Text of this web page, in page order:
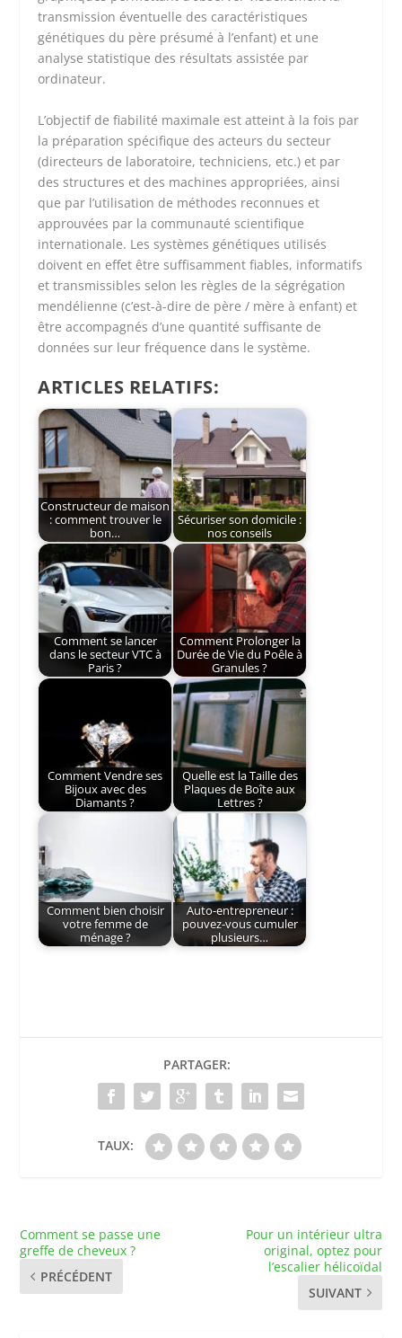
transmission éventuelle des caractéristiques
génétiques du père présumé à l’enfant) et une
analyse statistique des résultats assistée par
ordinateur.
L’objectif de fiabilité maximale est atteint à la fois par
la préparation spécifique des acteurs du secteur
(directeurs de laboratoire, techniciens, etc.) et par
des structures et des machines appropriées, ainsi
que par l’utilisation de méthodes reconnues et
approuvées par la communauté scientifique
internationale. Les systèmes génétiques utilisés
doivent en effet être suffisamment fiables, informatifs
et transmissibles selon les règles de la ségrégation
mendélienne (c’est-à-dire de père / mère à enfant) et
être accompagnés d’une quantité suffisante de
données sur leur fréquence dans le système.
ARTICLES RELATIFS:
Constructeur de maison
: comment trouver le
bon…
Sécuriser son domicile :
nos conseils
Comment se lancer
dans le secteur VTC à
Paris ?
Comment Prolonger la
Durée de Vie du Poêle à
Granules ?
Comment Vendre ses
Bijoux avec des
Diamants ?
Quelle est la Taille des
Plaques de Boîte aux
Lettres ?
Comment bien choisir
votre femme de
ménage ?
Auto-entrepreneur :
pouvez-vous cumuler
plusieurs…
PARTAGER:
TAUX:
Comment se passe une
greffe de cheveux ?
PRÉCÉDENT
Pour un intérieur ultra
original, optez pour
l’escalier hélicoïdal
SUIVANT